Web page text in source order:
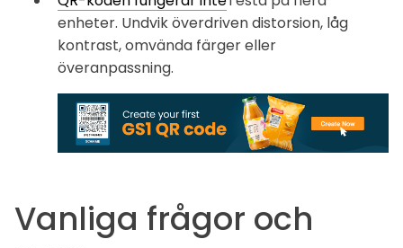
enheter. Undvik överdriven distorsion, låg
kontrast, omvända färger eller
överanpassning.
Vanliga frågor och